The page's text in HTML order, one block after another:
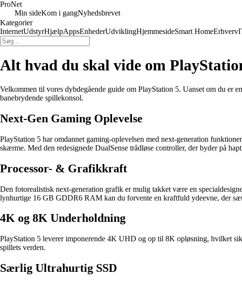
ProNet
Min sideKom i gangNyhedsbrevet
Kategorier
InternetUdstyrHjælpAppsEnhederUdviklingHjemmesideSmart HomeErhverv
Alt hvad du skal vide om
Velkommen til vores dybdegående guide om PlayStation 5. Uanset om du er
banebrydende spillekonsol.
Next-Gen Gaming Oplevelse
PlayStation 5 har omdannet gaming-oplevelsen med next-generation
skærme. Med den redesignede DualSense trådløse controller, der byder på
Processor- & Grafikkraft
Den fotorealistisk next-generation grafik er mulig takket være en
lynhurtige 16 GB GDDR6 RAM kan du forvente en kraftfuld ydeevne, der
4K og 8K Underholdning
PlayStation 5 leverer imponerende 4K UHD og op til 8K opløsning, hvilket
spillets verden.
Særlig Ultrahurtig SSD